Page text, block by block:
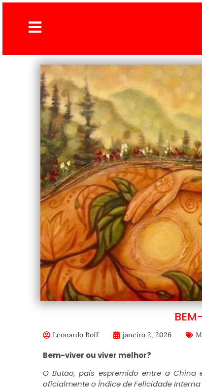
Leonardo Boff janeiro 2, 2026
Bem-viver ou viver melhor?
O Butão, país espremido entre a
oficialmente o Índice de Felicidade